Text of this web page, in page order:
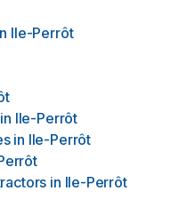
Ile-Perrôt
in Ile-Perrôt
in Ile-Perrôt
in Ile-Perrôt